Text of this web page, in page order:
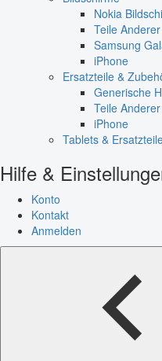
Nokia
Teile
Samsung
iPhone
Ersatzteile &
Generische
Teile
iPhone
Tablets &
Hilfe &
Konto
Kontakt
Anmelden